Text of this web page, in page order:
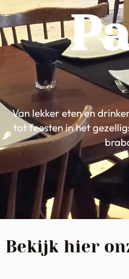
Van lekker eten en
tot feesten in het
Bekijk hier